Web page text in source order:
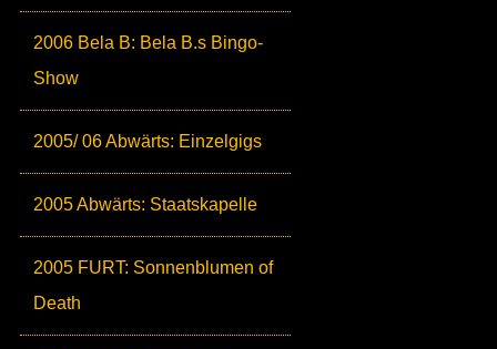
2006 Bela B: Bela B.s Bingo-
Show
2005/ 06 Abwärts: Einzelgigs
2005 Abwärts: Staatskapelle
2005 FURT: Sonnenblumen of
Death